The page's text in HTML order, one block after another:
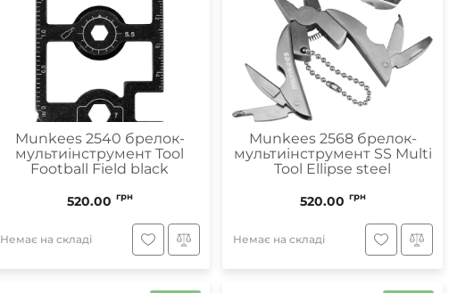
Munkees 2540 брелок-
мультиінструмент Tool
Football Field black
520.00 грн
Немає на складі
Munkees 2568 брелок-
мультиінструмент SS Multi
Tool Ellipse steel
520.00 грн
Немає на складі